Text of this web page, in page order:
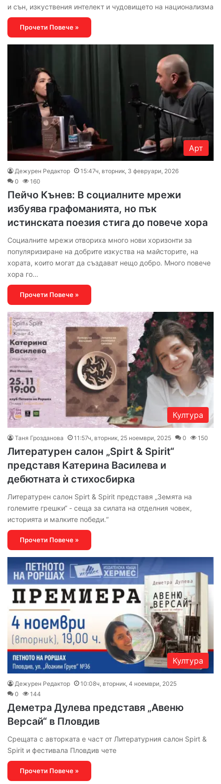
и сън, изкуствения интелект и чудовището на национализма
Прочети Повече »
Арт
Дежурен Редактор
15:47ч, вторник, 3 февруари, 2026
0
160
Пейчо Кънев: В социалните мрежи
избуява графоманията, но пък
истинската поезия стига до повече хора
Социалните мрежи отвориха много нови хоризонти за
популяризиране на добрите изкуства на майсторите, на
хората, които могат да създават нещо добро. Много повече
хора го…
Прочети Повече »
Култура
Таня Грозданова 11:57ч, вторник, 25 ноември, 2025 0 150
Литературен салон „Spirt & Spirit“
представя Катерина Василева и
дебютната ѝ стихосбирка
Литературен салон Spirt & Spirit представя „Земята на
големите грешки“ - сеща за силата на отделния човек,
историята и малките победи.“
Прочети Повече »
Култура
Дежурен Редактор
10:08ч, вторник, 4 ноември, 2025
0
144
Деметра Дулева представя „Авеню
Версай“ в Пловдив
Срещата с авторката е част от Литературния салон Spirt &
Spirit и фестивала Пловдив чете
Прочети Повече »